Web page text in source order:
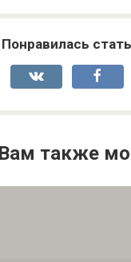
Понравилась
Вам также